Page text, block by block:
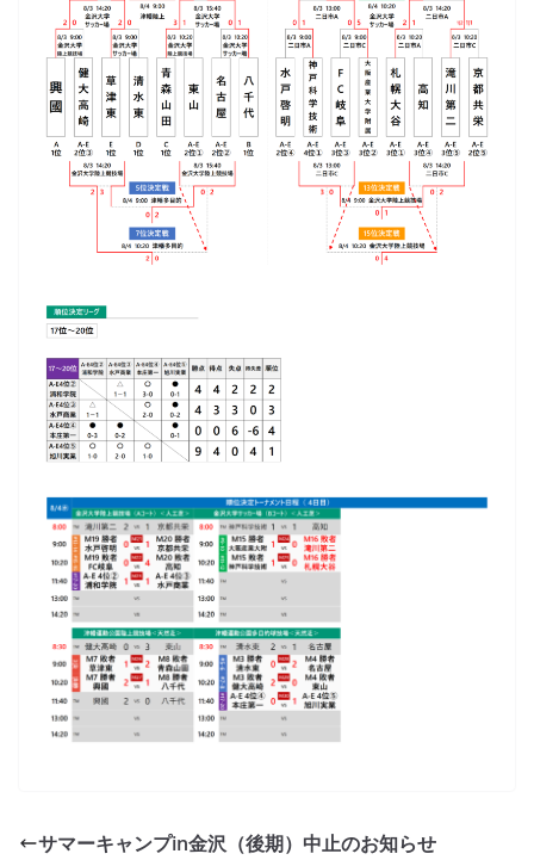
サマーキャンプin金沢（後期）中止のお知らせ